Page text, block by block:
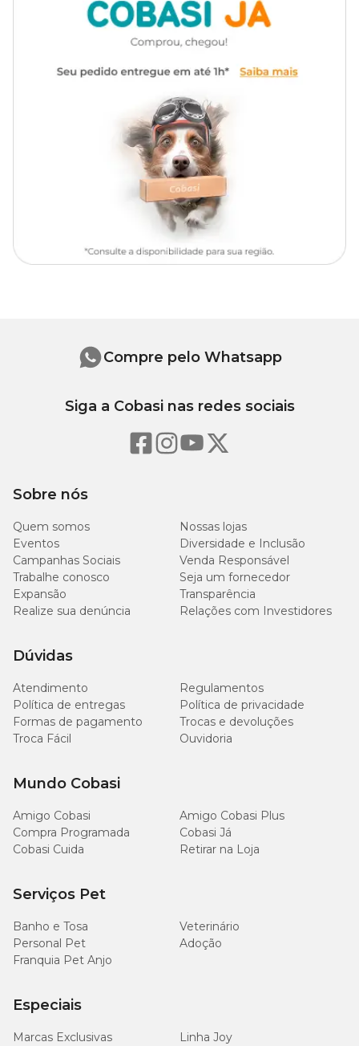
Frasco com 700ml
polietilenoglicol 6000, coco
amido propil betaína, citrato
de hidrogênio,
methilparabeno, essência,
lauril éter sulfato de sódio,
extrato glicólico de própolis e
veículo q.s.p
Só aqui na Cobasi você garante o Shampoo e Condicionador 3
em 1 Citronela Neutrodor Petmais com preço
especial.
Compre agora mesmo pelo nosso site, app ou em uma de nossas
Molhe seu animal. Com os pelos ainda úmidos aplique o shampoo,
massageando toda pelagem até que se forme uma camada de
espuma por completo. Deixe agir por alguns minutos e enxágue
Cada 100g contém: amida 80 2g, diestearato de polietilenoglicol
6000 0,2g, coco amido propil betaína 0,15g, citrato de hidrogênio
Sobre nós
Quem somos
Nossas lojas
Eventos
Diversidade e Inclusão
Campanhas Sociais
Venda Responsável
Trabalhe conosco
Seja um fornecedor
Expansão
Transparência
Realize sua denúncia
Relações com Investidores
Dúvidas
Atendimento
Regulamentos
Política de entregas
Política de privacidade
Formas de pagamento
Trocas e devoluções
Troca Fácil
Ouvidoria
Mundo Cobasi
Amigo Cobasi
Amigo Cobasi Plus
Compra Programada
Cobasi Já
Cobasi Cuida
Retirar na Loja
Serviços Pet
Banho e Tosa
Veterinário
Personal Pet
Adoção
Franquia Pet Anjo
Especiais
Marcas Exclusivas
Linha Joy
Compre pelo Whatsapp
Siga a Cobasi nas redes sociais